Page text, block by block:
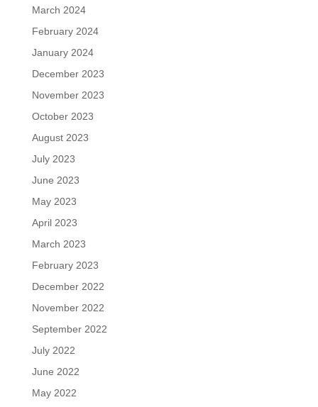
March 2024
February 2024
January 2024
December 2023
November 2023
October 2023
August 2023
July 2023
June 2023
May 2023
April 2023
March 2023
February 2023
December 2022
November 2022
September 2022
July 2022
June 2022
May 2022